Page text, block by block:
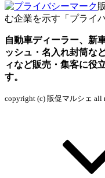
む企業を示す「プライ
自動車ディーラー、新
ッシュ・名入れ封筒な
ィなど販売・集客に役
す。
copyright (c) 販促マルシェ all